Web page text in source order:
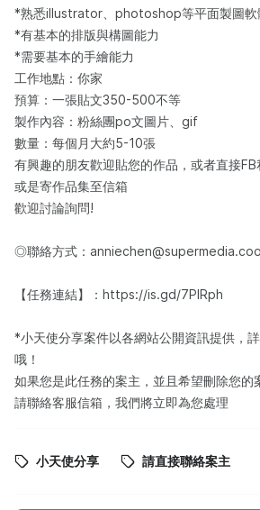
*熟悉illustrator、photoshop等平面製圖軟
*有基本的排版與構圖能力
*需要基本的手繪能力
工作地點：你家
預算：一張貼文350-500不等
製作內容：粉絲團po文圖片、gif
數量：每個月大約5-10張
有興趣的朋友歡迎貼您的作品，或者直接FB
或是寄作品集至信箱
歡迎討論詢問!
◎聯絡方式：
【任務連結】：https://is.gd/7PIRph
*小天使分享案件以各網站公開資訊提供，
哦！
如果您是此任務的案主，並且希望刪除您的
請聯絡客服信箱，我們將立即為您處理
小天使分享 請直接聯絡案主